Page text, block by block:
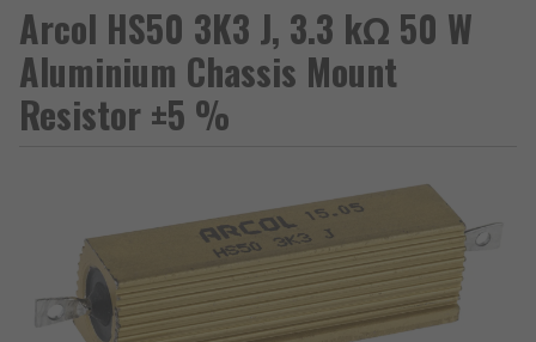
Arcol HS50 3K3 J, 3.3 kΩ 50 W
Aluminium Chassis Mount
Resistor ±5 %